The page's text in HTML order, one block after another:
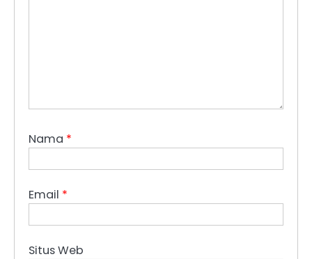
Nama *
Email *
Situs Web